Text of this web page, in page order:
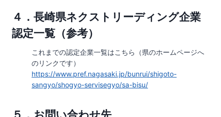
４．長崎県ネクストリーディング企業
認定一覧（参考）
これまでの認定企業一覧はこちら（県のホームページへ
のリンクです）
https://www.pref.nagasaki.jp/bunrui/shigoto-
sangyo/shogyo-servisegyo/sa-bisu/